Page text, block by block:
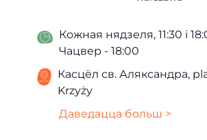
Кожная нядзеля, 11:30 і
Чацвер - 18:00
Касцёл св. Аляксандра,
Krzyży
Даведацца больш >